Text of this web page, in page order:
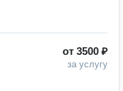
от 3500 ₽
за услугу